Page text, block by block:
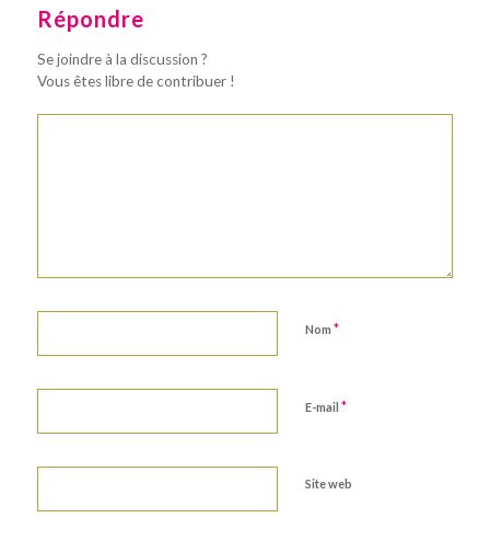
Répondre
Se joindre à la discussion ?
Vous êtes libre de contribuer !
Nom *
E-mail *
Site web